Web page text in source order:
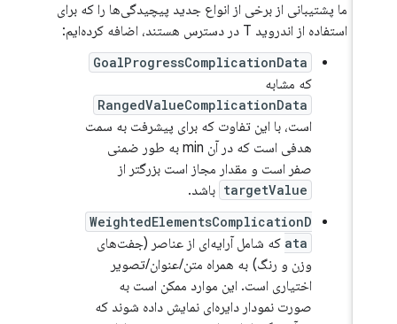
ما پشتیبانی از برخی از انواع جدید پیچیدگی‌ها را که برای
استفاده از اندروید T در دسترس هستند، اضافه کرده‌ایم:
GoalProgressComplicationData
که مشابه
RangedValueComplicationData
است، با این تفاوت که برای پیشرفت به سمت
هدفی است که در آن min به طور ضمنی
صفر است و مقدار مجاز است بزرگتر از
targetValue باشد.
WeightedElementsComplicationD
که شامل آرایه‌ای از عناصر (جفت‌های
وزن و رنگ) به همراه متن/عنوان/تصویر
اختیاری است. این موارد ممکن است به
صورت نمودار دایره‌ای نمایش داده شوند که